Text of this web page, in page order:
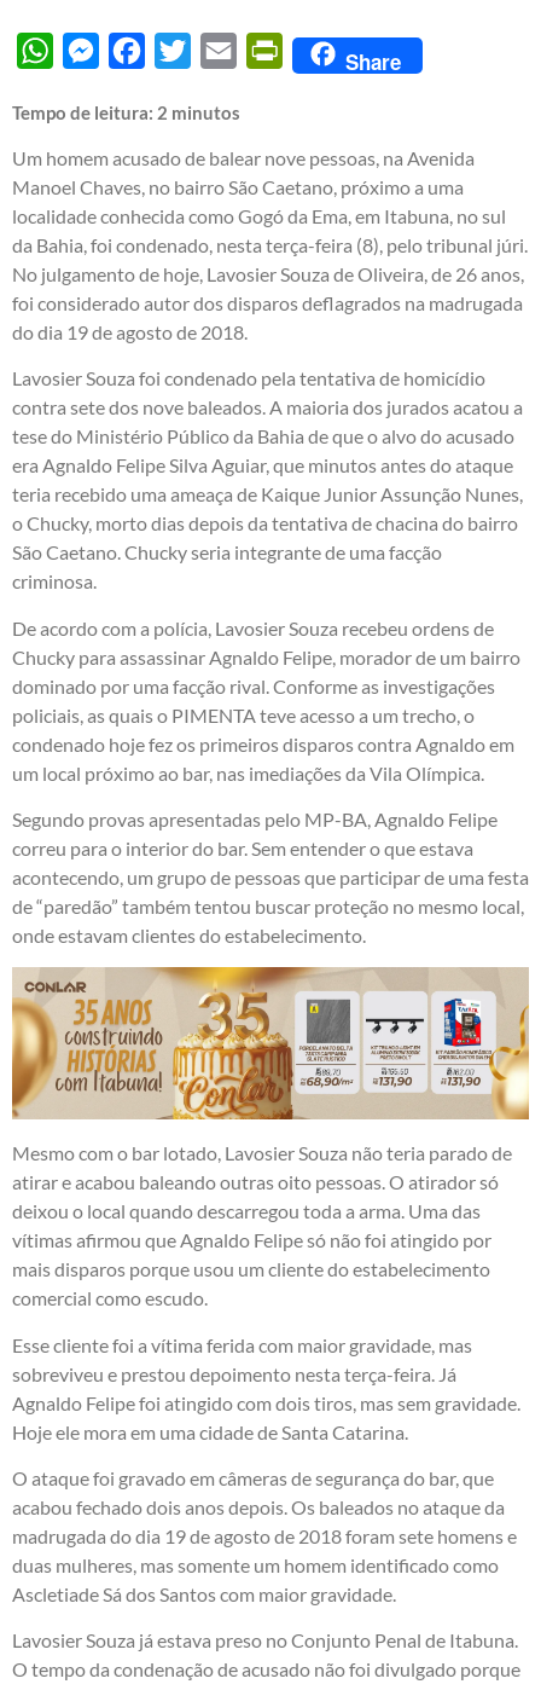
WhatsAppMessengerFacebook
Twitter Email PrintFriendly
Share
Tempo de leitura: 2 minutos
Um homem acusado de balear nove pessoas, na Avenida
Manoel Chaves, no bairro São Caetano, próximo a uma
localidade conhecida como Gogó da Ema, em Itabuna, no sul
da Bahia, foi condenado, nesta terça-feira (8), pelo tribunal júri.
No julgamento de hoje, Lavosier Souza de Oliveira, de 26 anos,
foi considerado autor dos disparos deflagrados na madrugada
do dia 19 de agosto de 2018.
Lavosier Souza foi condenado pela tentativa de homicídio
contra sete dos nove baleados. A maioria dos jurados acatou a
tese do Ministério Público da Bahia de que o alvo do acusado
era Agnaldo Felipe Silva Aguiar, que minutos antes do ataque
teria recebido uma ameaça de Kaique Junior Assunção Nunes,
o Chucky, morto dias depois da tentativa de chacina do bairro
São Caetano. Chucky seria integrante de uma facção
criminosa.
De acordo com a polícia, Lavosier Souza recebeu ordens de
Chucky para assassinar Agnaldo Felipe, morador de um bairro
dominado por uma facção rival. Conforme as investigações
policiais, as quais o PIMENTA teve acesso a um trecho, o
condenado hoje fez os primeiros disparos contra Agnaldo em
um local próximo ao bar, nas imediações da Vila Olímpica.
Segundo provas apresentadas pelo MP-BA, Agnaldo Felipe
correu para o interior do bar. Sem entender o que estava
acontecendo, um grupo de pessoas que participar de uma festa
de “paredão” também tentou buscar proteção no mesmo local,
onde estavam clientes do estabelecimento.
Mesmo com o bar lotado, Lavosier Souza não teria parado de
atirar e acabou baleando outras oito pessoas. O atirador só
deixou o local quando descarregou toda a arma. Uma das
vítimas afirmou que Agnaldo Felipe só não foi atingido por
mais disparos porque usou um cliente do estabelecimento
comercial como escudo.
Esse cliente foi a vítima ferida com maior gravidade, mas
sobreviveu e prestou depoimento nesta terça-feira. Já
Agnaldo Felipe foi atingido com dois tiros, mas sem gravidade.
Hoje ele mora em uma cidade de Santa Catarina.
O ataque foi gravado em câmeras de segurança do bar, que
acabou fechado dois anos depois. Os baleados no ataque da
madrugada do dia 19 de agosto de 2018 foram sete homens e
duas mulheres, mas somente um homem identificado como
Ascletiade Sá dos Santos com maior gravidade.
Lavosier Souza já estava preso no Conjunto Penal de Itabuna.
O tempo da condenação de acusado não foi divulgado porque